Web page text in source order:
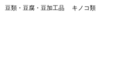
豆類・豆腐・豆加工品
キノコ類